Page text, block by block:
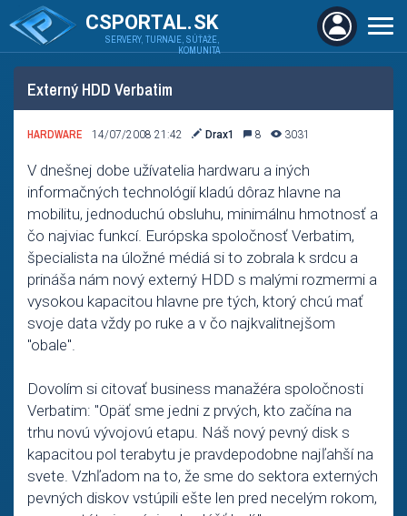
CSPORTAL.SK
SERVERY, TURNAJE, SÚŤAŽE,
KOMUNITA
Externý HDD Verbatim
HARDWARE 14/07/2008 21:42 Drax1 8 3031
V dnešnej dobe užívatelia hardwaru a iných
informačných technológií kladú dôraz hlavne na
mobilitu, jednoduchú obsluhu, minimálnu hmotnosť a
čo najviac funkcí. Európska spoločnosť Verbatim,
špecialista na úložné médiá si to zobrala k srdcu a
prináša nám nový externý HDD s malými rozmermi a
vysokou kapacitou hlavne pre tých, ktorý chcú mať
svoje data vždy po ruke a v čo najkvalitnejšom
"obale".
Dovolím si citovať business manažéra spoločnosti
Verbatim: "Opäť sme jedni z prvých, kto začína na
trhu novú vývojovú etapu. Náš nový pevný disk s
kapacitou pol terabytu je pravdepodobne najľahší na
svete. Vzhľadom na to, že sme do sektora externých
pevných diskov vstúpili ešte len pred necelým rokom,